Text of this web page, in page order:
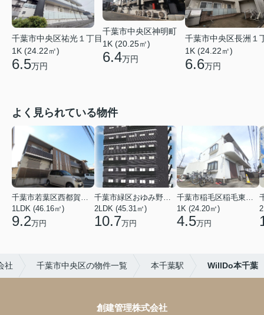
千葉市中央区祐光１丁目
1K (24.22㎡)
6.5万円
千葉市中央区神明町
1K (20.25㎡)
6.4万円
千葉市中央区長洲１
1K (24.22㎡)
6.6万円
よく見られている物件
千葉市若葉区西都賀３丁目
1LDK (46.16㎡)
9.2万円
千葉市緑区おゆみ野３丁目
2LDK (45.31㎡)
10.7万円
千葉市稲毛区稲毛東２丁目
1K (24.20㎡)
4.5万円
社 千葉市中央区の物件一覧 本千葉駅 WillDo本千葉
創建管理株式会社